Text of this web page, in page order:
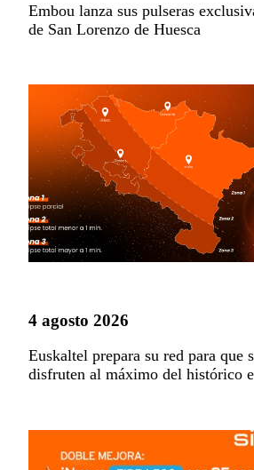
Embou lanza sus pulseras
de San Lorenzo de Huesca
4 agosto 2026
Euskaltel prepara su red para que
disfruten al máximo del histórico